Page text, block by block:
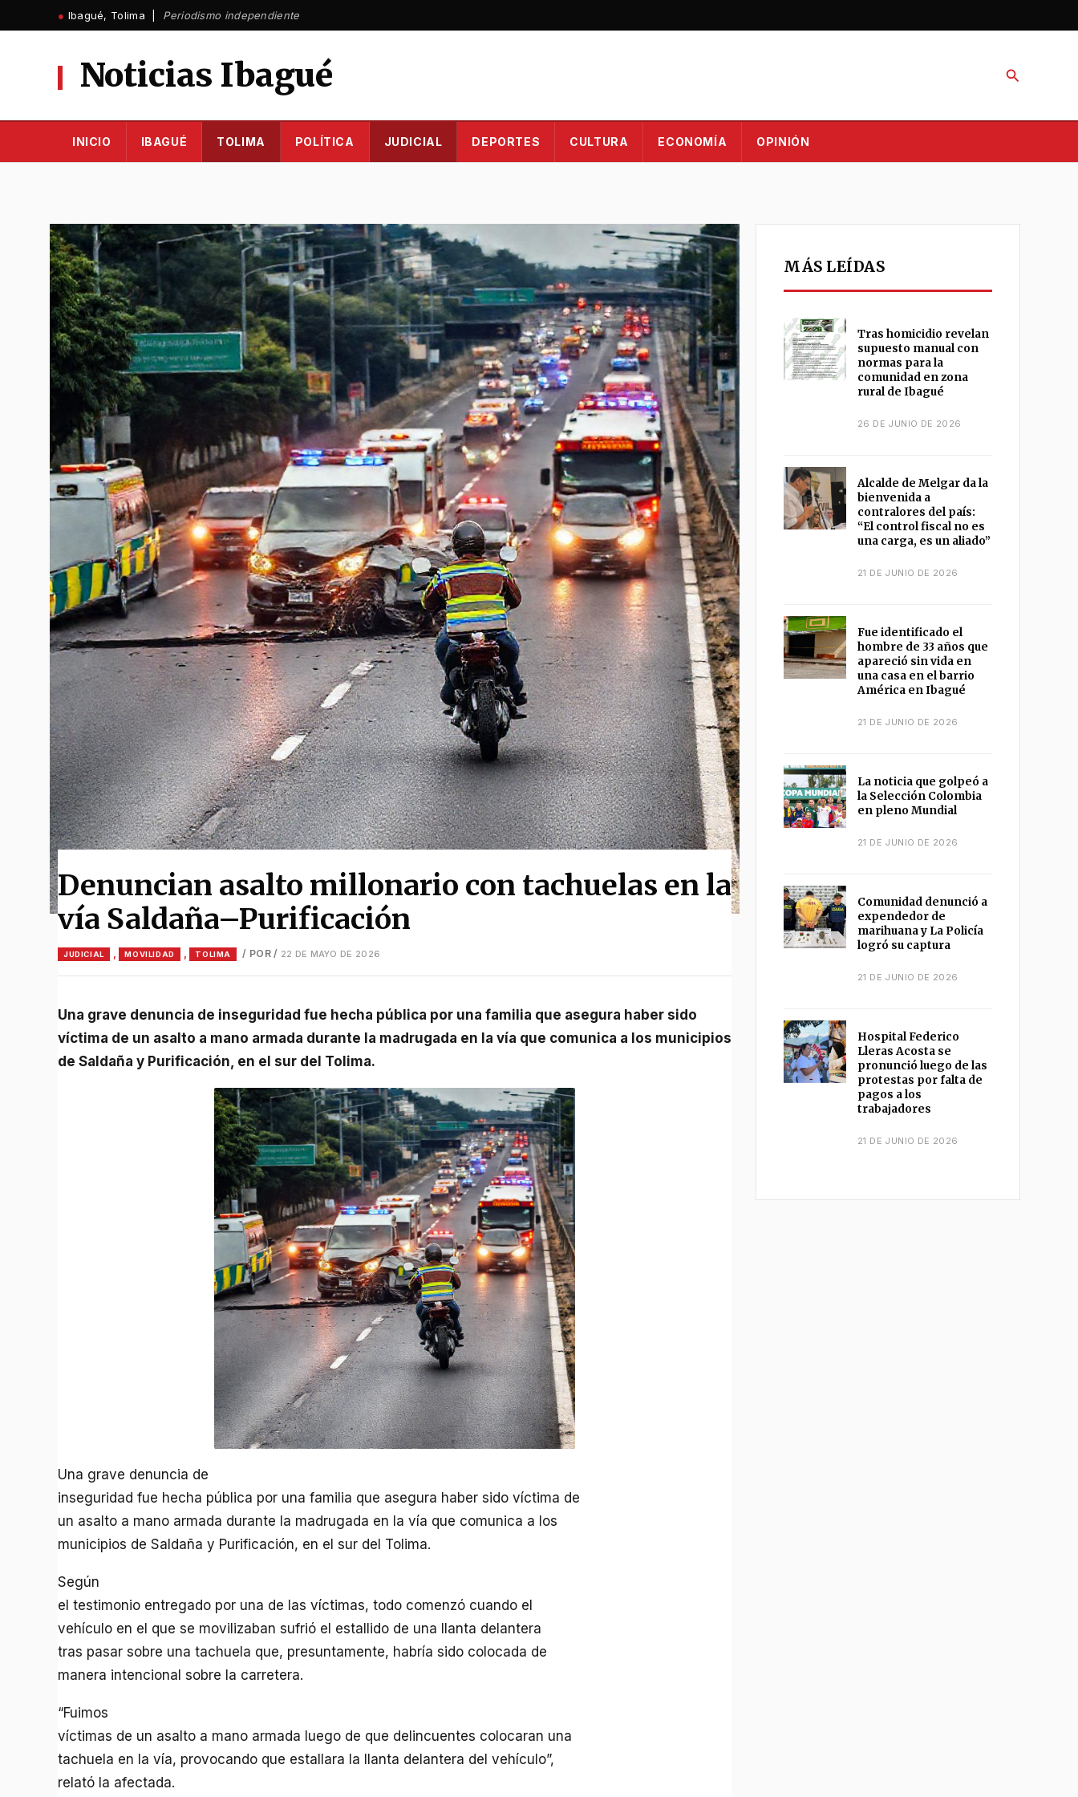
al
● Ibagué, Tolima | Periodismo independiente
Noticias Ibagué Buscar
INICIO IBAGUÉ TOLIMA POLÍTICA JUDICIAL DEPORTES CULTURA ECONOMÍA OPINIÓN
Denuncian asalto millonario con tachuelas en la
vía Saldaña–Purificación
JUDICIAL MOVILIDAD TOLIMA / POR/ 22 DE MAYO DE 2026
Una grave denuncia de inseguridad fue hecha pública por una familia que asegura haber sido
víctima de un asalto a mano armada durante la madrugada en la vía que comunica a los municipios
de Saldaña y Purificación, en el sur del Tolima.
Una grave denuncia de
inseguridad fue hecha pública por una familia que asegura haber sido víctima de
un asalto a mano armada durante la madrugada en la vía que comunica a los
municipios de Saldaña y Purificación, en el sur del Tolima.
Según
el testimonio entregado por una de las víctimas, todo comenzó cuando el
vehículo en el que se movilizaban sufrió el estallido de una llanta delantera
tras pasar sobre una tachuela que, presuntamente, habría sido colocada de
manera intencional sobre la carretera.
“Fuimos
víctimas de un asalto a mano armada luego de que delincuentes colocaran una
tachuela en la vía, provocando que estallara la llanta delantera del vehículo”,
relató la afectada.
MÁS LEÍDAS
Tras homicidio revelan
supuesto manual con
normas para la
comunidad en zona
rural de Ibagué
26 DE JUNIO DE 2026
Alcalde de Melgar da la
bienvenida a
contralores del país:
“El control fiscal no es
una carga, es un aliado”
21 DE JUNIO DE 2026
Fue identificado el
hombre de 33 años que
apareció sin vida en
una casa en el barrio
América en Ibagué
21 DE JUNIO DE 2026
La noticia que golpeó a
la Selección Colombia
en pleno Mundial
21 DE JUNIO DE 2026
Comunidad denunció a
expendedor de
marihuana y La Policía
logró su captura
21 DE JUNIO DE 2026
Hospital Federico
Lleras Acosta se
pronunció luego de las
protestas por falta de
pagos a los
trabajadores
21 DE JUNIO DE 2026